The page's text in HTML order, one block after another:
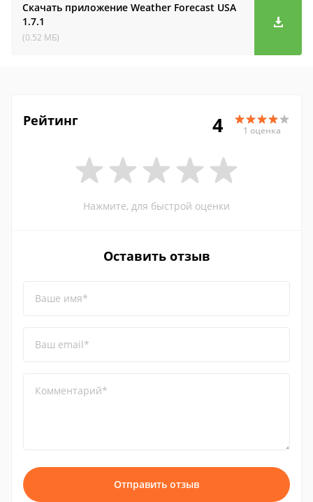
Скачать приложение Weather Forecast USA
1.7.1
(0.52 МБ)
Рейтинг 4 1 оценка
Нажмите, для быстрой оценки
Оставить отзыв
Ваше имя*
Ваш email*
Комментарий*
Отправить отзыв